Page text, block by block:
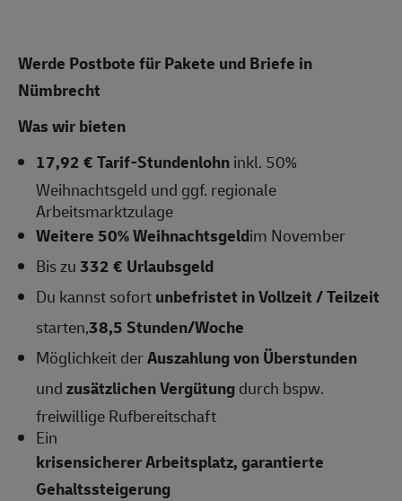
Werde Postbote für Pakete und Briefe in
Nümbrecht
Was wir bieten
17,92 € Tarif-Stundenlohninkl. 50%
Weihnachtsgeld und ggf. regionale
Arbeitsmarktzulage
Weitere 50% Weihnachtsgeldim November
Bis zu332 € Urlaubsgeld
Du kannst sofortunbefristet in Vollzeit / Teilzeit
starten,38,5Stunden/Woche
Möglichkeit derAuszahlung von Überstunden
undzusätzlichen Vergütungdurch bspw.
freiwillige Rufbereitschaft
Ein
krisensicherer Arbeitsplatz, garantierte
Gehaltssteigerung